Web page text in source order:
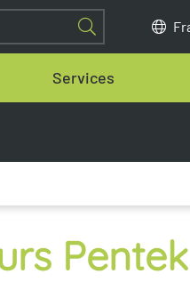
Services
Pentek